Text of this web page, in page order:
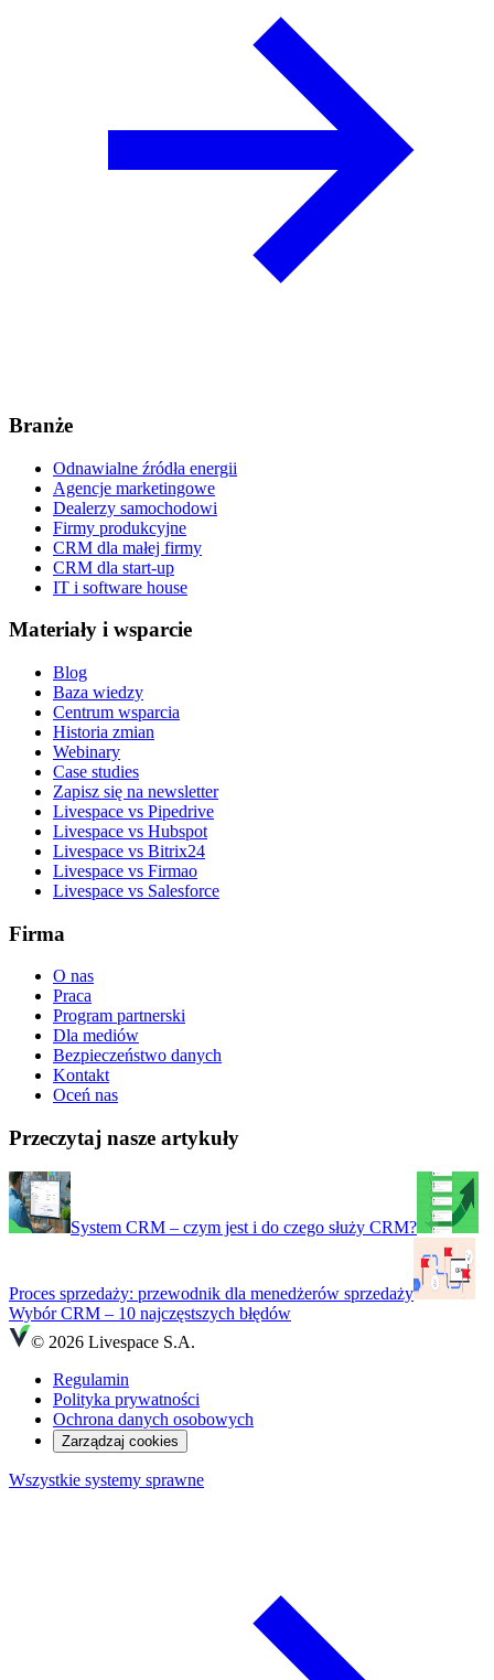
Branże
Odnawialne źródła energii
Agencje marketingowe
Dealerzy samochodowi
Firmy produkcyjne
CRM dla małej firmy
CRM dla start-up
IT i software house
Materiały i wsparcie
Blog
Baza wiedzy
Centrum wsparcia
Historia zmian
Webinary
Case studies
Zapisz się na newsletter
Livespace vs Pipedrive
Livespace vs Hubspot
Livespace vs Bitrix24
Livespace vs Firmao
Livespace vs Salesforce
Firma
O nas
Praca
Program partnerski
Dla mediów
Bezpieczeństwo danych
Kontakt
Oceń nas
Przeczytaj nasze artykuły
System CRM – czym jest i do czego służy CRM?
Proces sprzedaży: przewodnik dla menedżerów sprzedaży
Wybór CRM – 10 najczęstszych błędów
© 2026 Livespace S.A.
Regulamin
Polityka prywatności
Ochrona danych osobowych
Zarządzaj cookies
Wszystkie systemy sprawne